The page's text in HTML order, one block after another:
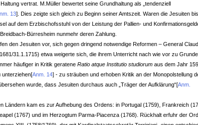
vertrat. M.Müller bewertet seine Grundhaltung als „tendenziell
13] . Dies zeigte sich gleich zu Beginn seiner Amtszeit. Waren die Jesuiten
auf dem Erzbischofsstuhl von der Leistung der Pallien- und
Bürresheim nunmehr deren Zahlung.
den Jesuiten vor, sich gegen dringend notwendige Reformen – General
31.1.1715) etwa weigerte sich, die ihrem Unterricht nach wie vor zu Grunde
häufiger in Kritik gerateneRatio atque Institutio studiorumaus dem Jahr
unterziehen[Anm. 14] - zu sträuben und erhoben Kritik an der Monopolstellung
wurde, dass Jesuiten durchaus auch „Träger der Aufklärung“[Anm.
Ländern kam es zur Aufhebung des Ordens: in Portugal (1759), Frankreich
(1767) und im Herzogtum Parma-Piacenza (1768). Rückhalt erfuhr der